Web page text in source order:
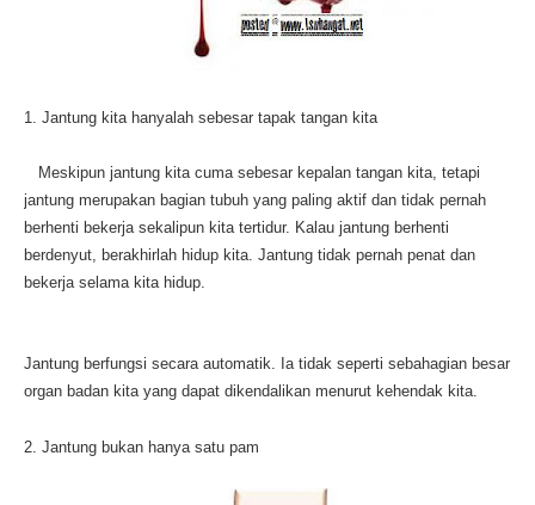
1. Jantung kita hanyalah sebesar tapak tangan kita
Meskipun jantung kita cuma sebesar kepalan tangan kita, tetapi
jantung merupakan bagian tubuh yang paling aktif dan tidak pernah
berhenti bekerja sekalipun kita tertidur. Kalau jantung berhenti
berdenyut, berakhirlah hidup kita. Jantung tidak pernah penat dan
bekerja selama kita hidup.
Jantung berfungsi secara automatik. Ia tidak seperti sebahagian besar
organ badan kita yang dapat dikendalikan menurut kehendak kita.
2. Jantung bukan hanya satu pam